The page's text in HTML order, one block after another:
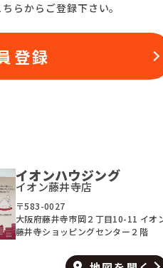
らからご登録下さい。
登録
イオンハウジング
イオン藤井寺店
〒583-0027
大阪府藤井寺市岡２丁目10-11 イオ
藤井寺ショッピングセンター２階